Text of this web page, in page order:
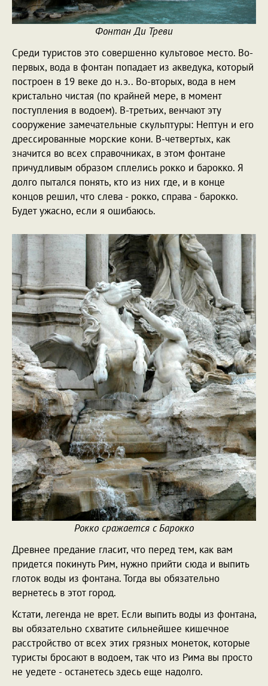
Фонтан Ди Треви
Среди туристов это совершенно культовое место. Во-
первых, вода в фонтан попадает из акведука, который
построен в 19 веке до н.э.. Во-вторых, вода в нем
кристально чистая (по крайней мере, в момент
поступления в водоем). В-третьих, венчают эту
сооружение замечательные скульптуры: Нептун и его
дрессированные морские кони. В-четвертых, как
значится во всех справочниках, в этом фонтане
причудливым образом сплелись рокко и барокко. Я
долго пытался понять, кто из них где, и в конце
концов решил, что слева - рокко, справа - барокко.
Будет ужасно, если я ошибаюсь.
Рокко сражается с Барокко
Древнее предание гласит, что перед тем, как вам
придется покинуть Рим, нужно прийти сюда и выпить
глоток воды из фонтана. Тогда вы обязательно
вернетесь в этот город.
Кстати, легенда не врет. Если выпить воды из фонтана,
вы обязательно схватите сильнейшее кишечное
расстройство от всех этих грязных монеток, которые
туристы бросают в водоем, так что из Рима вы просто
не уедете - останетесь здесь еще надолго.